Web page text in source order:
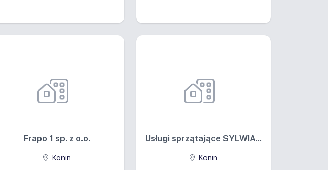
Frapo 1 sp. z o.o.
Konin
Usługi sprzątające SYLWIA...
Konin